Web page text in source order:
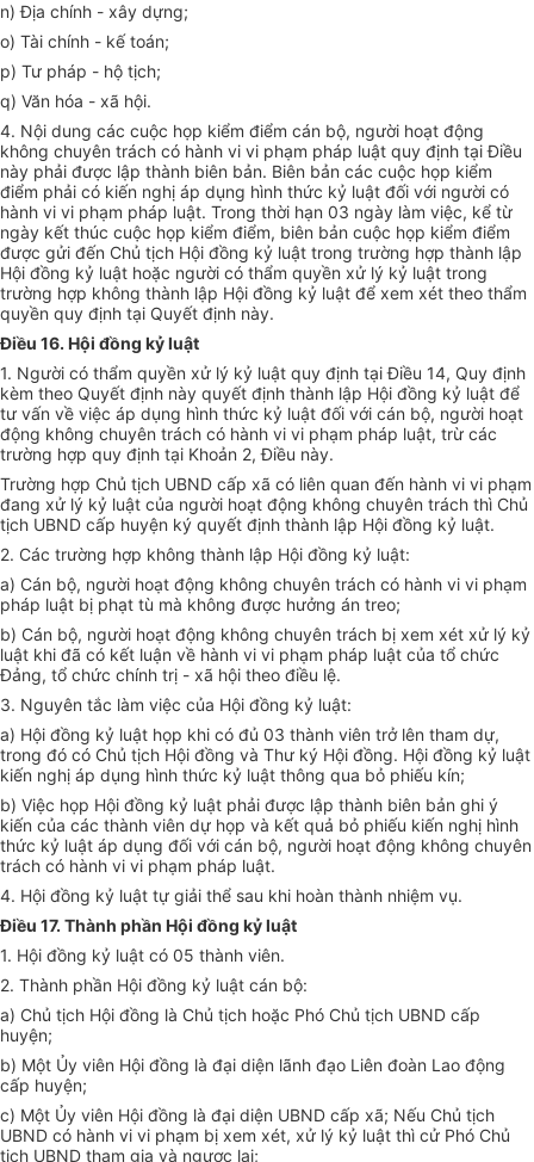
n) Địa chính - xây dựng;
o) Tài chính - kế toán;
p) Tư pháp - hộ tịch;
q) Văn hóa - xã hội.
4. Nội dung các cuộc họp kiểm điểm cán bộ, người hoạt động
không chuyên trách có hành vi vi phạm pháp luật quy định tại Điều
này phải được lập thành biên bản. Biên bản các cuộc họp kiểm
điểm phải có kiến nghị áp dụng hình thức kỷ luật đối với người có
hành vi vi phạm pháp luật. Trong thời hạn 03 ngày làm việc, kể từ
ngày kết thúc cuộc họp kiểm điểm, biên bản cuộc họp kiểm điểm
được gửi đến Chủ tịch Hội đồng kỷ luật trong trường hợp thành lập
Hội đồng kỷ luật hoặc người có thẩm quyền xử lý kỷ luật trong
trường hợp không thành lập Hội đồng kỷ luật để xem xét theo thẩm
quyền quy định tại Quyết định này.
Điều 16. Hội đồng kỷ luật
1. Người có thẩm quyền xử lý kỷ luật quy định tại Điều 14, Quy định
kèm theo Quyết định này quyết định thành lập Hội đồng kỷ luật để
tư vấn về việc áp dụng hình thức kỷ luật đối với cán bộ, người hoạt
động không chuyên trách có hành vi vi phạm pháp luật, trừ các
trường hợp quy định tại Khoản 2, Điều này.
Trường hợp Chủ tịch UBND cấp xã có liên quan đến hành vi vi phạm
đang xử lý kỷ luật của người hoạt động không chuyên trách thì Chủ
tịch UBND cấp huyện ký quyết định thành lập Hội đồng kỷ luật.
2. Các trường hợp không thành lập Hội đồng kỷ luật:
a) Cán bộ, người hoạt động không chuyên trách có hành vi vi phạm
pháp luật bị phạt tù mà không được hưởng án treo;
b) Cán bộ, người hoạt động không chuyên trách bị xem xét xử lý kỷ
luật khi đã có kết luận về hành vi vi phạm pháp luật của tổ chức
Đảng, tổ chức chính trị - xã hội theo điều lệ.
3. Nguyên tắc làm việc của Hội đồng kỷ luật:
a) Hội đồng kỷ luật họp khi có đủ 03 thành viên trở lên tham dự,
trong đó có Chủ tịch Hội đồng và Thư ký Hội đồng. Hội đồng kỷ luật
kiến nghị áp dụng hình thức kỷ luật thông qua bỏ phiếu kín;
b) Việc họp Hội đồng kỷ luật phải được lập thành biên bản ghi ý
kiến của các thành viên dự họp và kết quả bỏ phiếu kiến nghị hình
thức kỷ luật áp dụng đối với cán bộ, người hoạt động không chuyên
trách có hành vi vi phạm pháp luật.
4. Hội đồng kỷ luật tự giải thể sau khi hoàn thành nhiệm vụ.
Điều 17. Thành phần Hội đồng kỷ luật
1. Hội đồng kỷ luật có 05 thành viên.
2. Thành phần Hội đồng kỷ luật cán bộ:
a) Chủ tịch Hội đồng là Chủ tịch hoặc Phó Chủ tịch UBND cấp
huyện;
b) Một Ủy viên Hội đồng là đại diện lãnh đạo Liên đoàn Lao động
cấp huyện;
c) Một Ủy viên Hội đồng là đại diện UBND cấp xã; Nếu Chủ tịch
UBND có hành vi vi phạm bị xem xét, xử lý kỷ luật thì cử Phó Chủ
tịch UBND tham gia và ngược lại;